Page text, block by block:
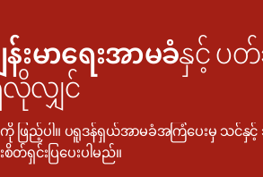
မာရေးအာမခံနှင့်
လျှင်
ည့်ပါ။ ပရူဒန်ရှယ်အာမခံအကြံပေးမှ သင်နှ
ရှင်းပြပေးပါမည်။